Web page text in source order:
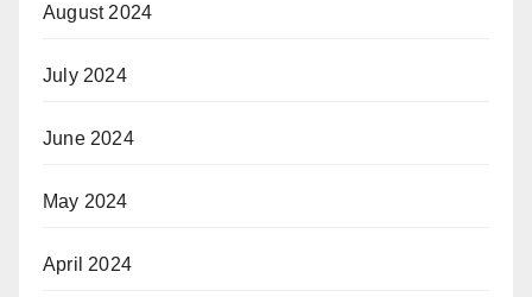
August 2024
July 2024
June 2024
May 2024
April 2024